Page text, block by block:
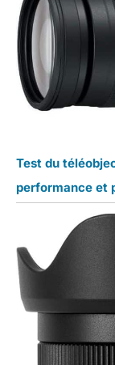
Test du
performance et